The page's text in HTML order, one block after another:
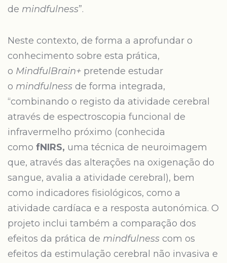
de mindfulness”.
Neste contexto, de forma a aprofundar o
conhecimento sobre esta prática,
o MindfulBrain+ pretende estudar
o mindfulness de forma integrada,
“combinando o registo da atividade cerebral
através de espectroscopia funcional de
infravermelho próximo (conhecida
como fNIRS, uma técnica de neuroimagem
que, através das alterações na oxigenação do
sangue, avalia a atividade cerebral), bem
como indicadores fisiológicos, como a
atividade cardíaca e a resposta autonómica. O
projeto inclui também a comparação dos
efeitos da prática de mindfulness com os
efeitos da estimulação cerebral não invasiva e